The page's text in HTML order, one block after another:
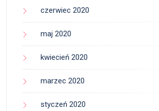
czerwiec 2020
maj 2020
kwiecień 2020
marzec 2020
styczeń 2020